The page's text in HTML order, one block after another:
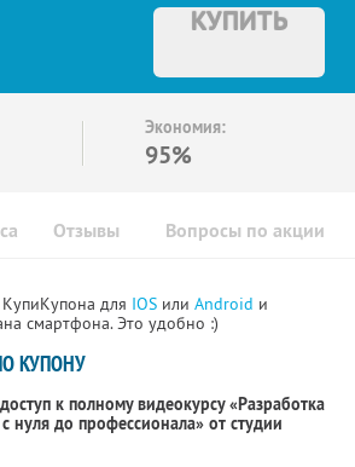
КУПИТЬ
Экономия:
95%
Отзывы Вопросы по акции
для IOS или Android и
смартфона. Это удобно :)
КУПОНУ
к полному видеокурсу «Разработка
нуля до профессионала» от студии